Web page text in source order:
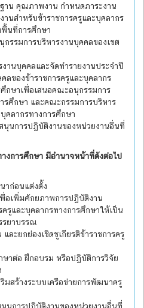
าน คุณภาพงาน กำหนดภาระงาน
นสำหรับข้าราชการครูและบุคลากร
พื้นที่การศึกษา
รรมการบริหารงานบุคคลของเขต
นบุคคลและจัดทำรายงานประจำปี
ลของข้าราชการครูและบุคลากร
กษาเพื่อเสนอคณะอนุกรรมการ
รศึกษา และคณะกรรมการบริหาร
คลากรทางการศึกษา
นการปฏิบัติงานของหน่วยงานอื่นที่
งการศึกษา มีอำนาจหน้าที่ดังต่อไป
าก่อนแต่งตั้ง
อเพิ่มศักยภาพการปฏิบัติงาน
รูและบุคลากรทางการศึกษาให้เป็น
รยาบรรณ
ละยกย่องเชิดชูเกียรติข้าราชการครู
ษาต่อ ฝึกอบรม หรือปฏิบัติการวิจัย
มสร้างระบบเครือข่ายการพัฒนาครู
นการปฏิบัติงานของหน่วยงานอื่นที่